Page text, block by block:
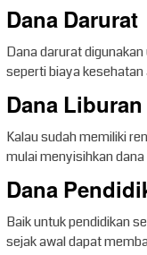
Dana Darurat
Dana darurat
seperti biaya
Dana Liburan
Kalau sudah memiliki
mulai menyisihkan
Dana
Baik untuk pendidikan
sejak awal dapat